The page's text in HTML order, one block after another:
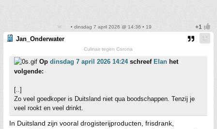
• dinsdag 7 april 2026 @ 14:36 • 19
Jan_Onderwater
Culinair tegen Corona
Op dinsdag 7 april 2026 14:24schreef Elan het
volgende:
[..]
Zo veel goedkoper is Duitsland niet qua boodschappen. Tenzij je
veel rookt en veel drinkt.
In Duitsland zijn vooral drogisterijproducten, frisdrank,